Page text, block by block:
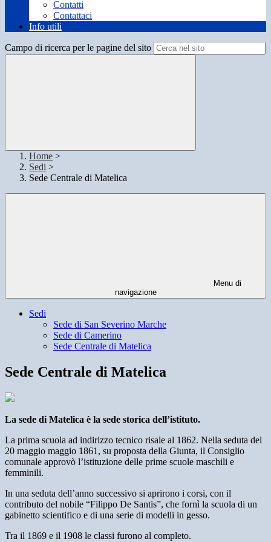
Contatti
Contattaci
Info utili
Campo di ricerca per le pagine del sito
Home >
Sedi >
Sede Centrale di Matelica
Menu di
navigazione
Sedi
Sede di San Severino Marche
Sede di Camerino
Sede Centrale di Matelica
Sede Centrale di Matelica
La sede di Matelica è la sede storica dell’istituto.
La prima scuola ad indirizzo tecnico risale al 1862. Nella seduta del
20 maggio maggio 1861, su proposta della Giunta, il Consiglio
comunale approvò l’istituzione delle prime scuole maschili e
femminili.
In una seduta dell’anno successivo si aprirono i corsi, con il
contributo del nobile “Filippo De Santis”, che fornì la scuola di un
gabinetto scientifico e di una serie di modelli in gesso.
Tra il 1869 e il 1908 le classi furono al completo.